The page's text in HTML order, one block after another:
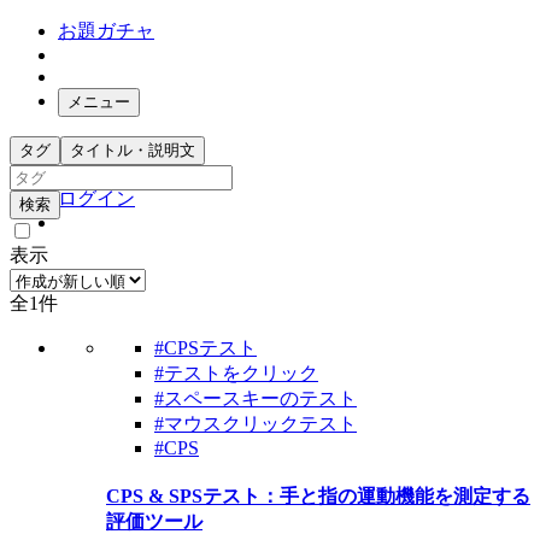
お題ガチャ
メニュー
お題箱
ガチャ検索
ログイン
タグ タイトル・説明文
検索
表示
全1件
#CPSテスト
#テストをクリック
#スペースキーのテスト
#マウスクリックテスト
#CPS
CPS & SPSテスト：手と指の運動機能を測定する
評価ツール